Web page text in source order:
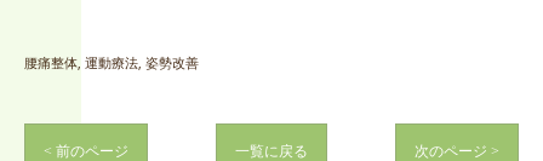
腰痛整体 運動療法 姿勢改善
< 前のページ 一覧に戻る 次のページ >